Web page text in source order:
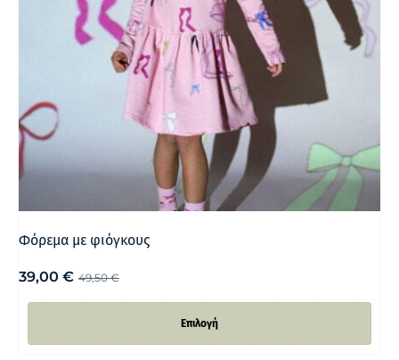
Φόρεμα με φιόγκους
49,50€
39,00 €
Επιλογή